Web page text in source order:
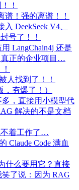
！
谱！强的离谱！！
DeekSeek V4、
号了！！
LangChain4j 还是
真正的企业项目…
人找到了！！
，夯爆了！）
，直接用小模型代
解决的不是文档
不着工作了…
Claude Code 满血
什么要用它？直接
了说：因为 RAG